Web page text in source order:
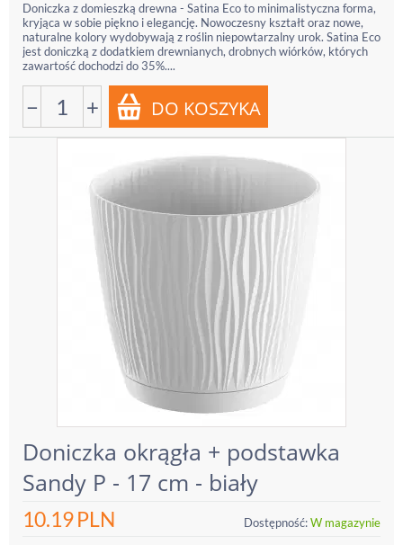
Doniczka z domieszką drewna - Satina Eco to minimalistyczna forma,
kryjąca w sobie piękno i elegancję. Nowoczesny kształt oraz nowe,
naturalne kolory wydobywają z roślin niepowtarzalny urok. Satina Eco
jest doniczką z dodatkiem drewnianych, drobnych wiórków, których
zawartość dochodzi do 35%....
− +
Doniczka okrągła + podstawka
Sandy P - 17 cm - biały
10.19PLN Dostępność:W magazynie